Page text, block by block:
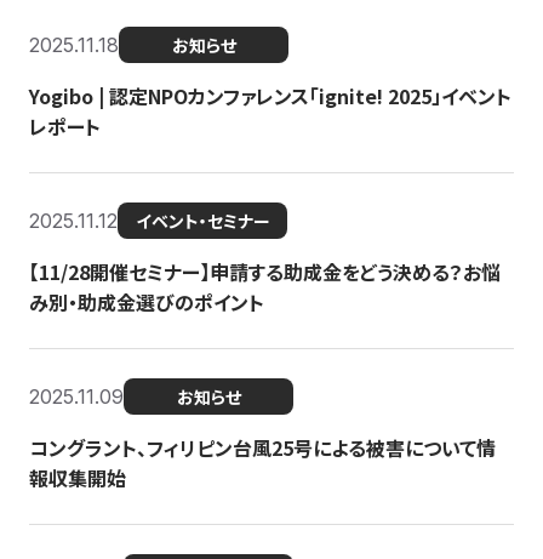
2025.11.18 お知らせ
Yogibo | 認定NPOカンファレンス「ignite! 2025」イベント
レポート
2025.11.12 イベント・セミナー
【11/28開催セミナー】申請する助成金をどう決める？お悩
み別・助成金選びのポイント
2025.11.09 お知らせ
コングラント、フィリピン台風25号による被害について情
報収集開始